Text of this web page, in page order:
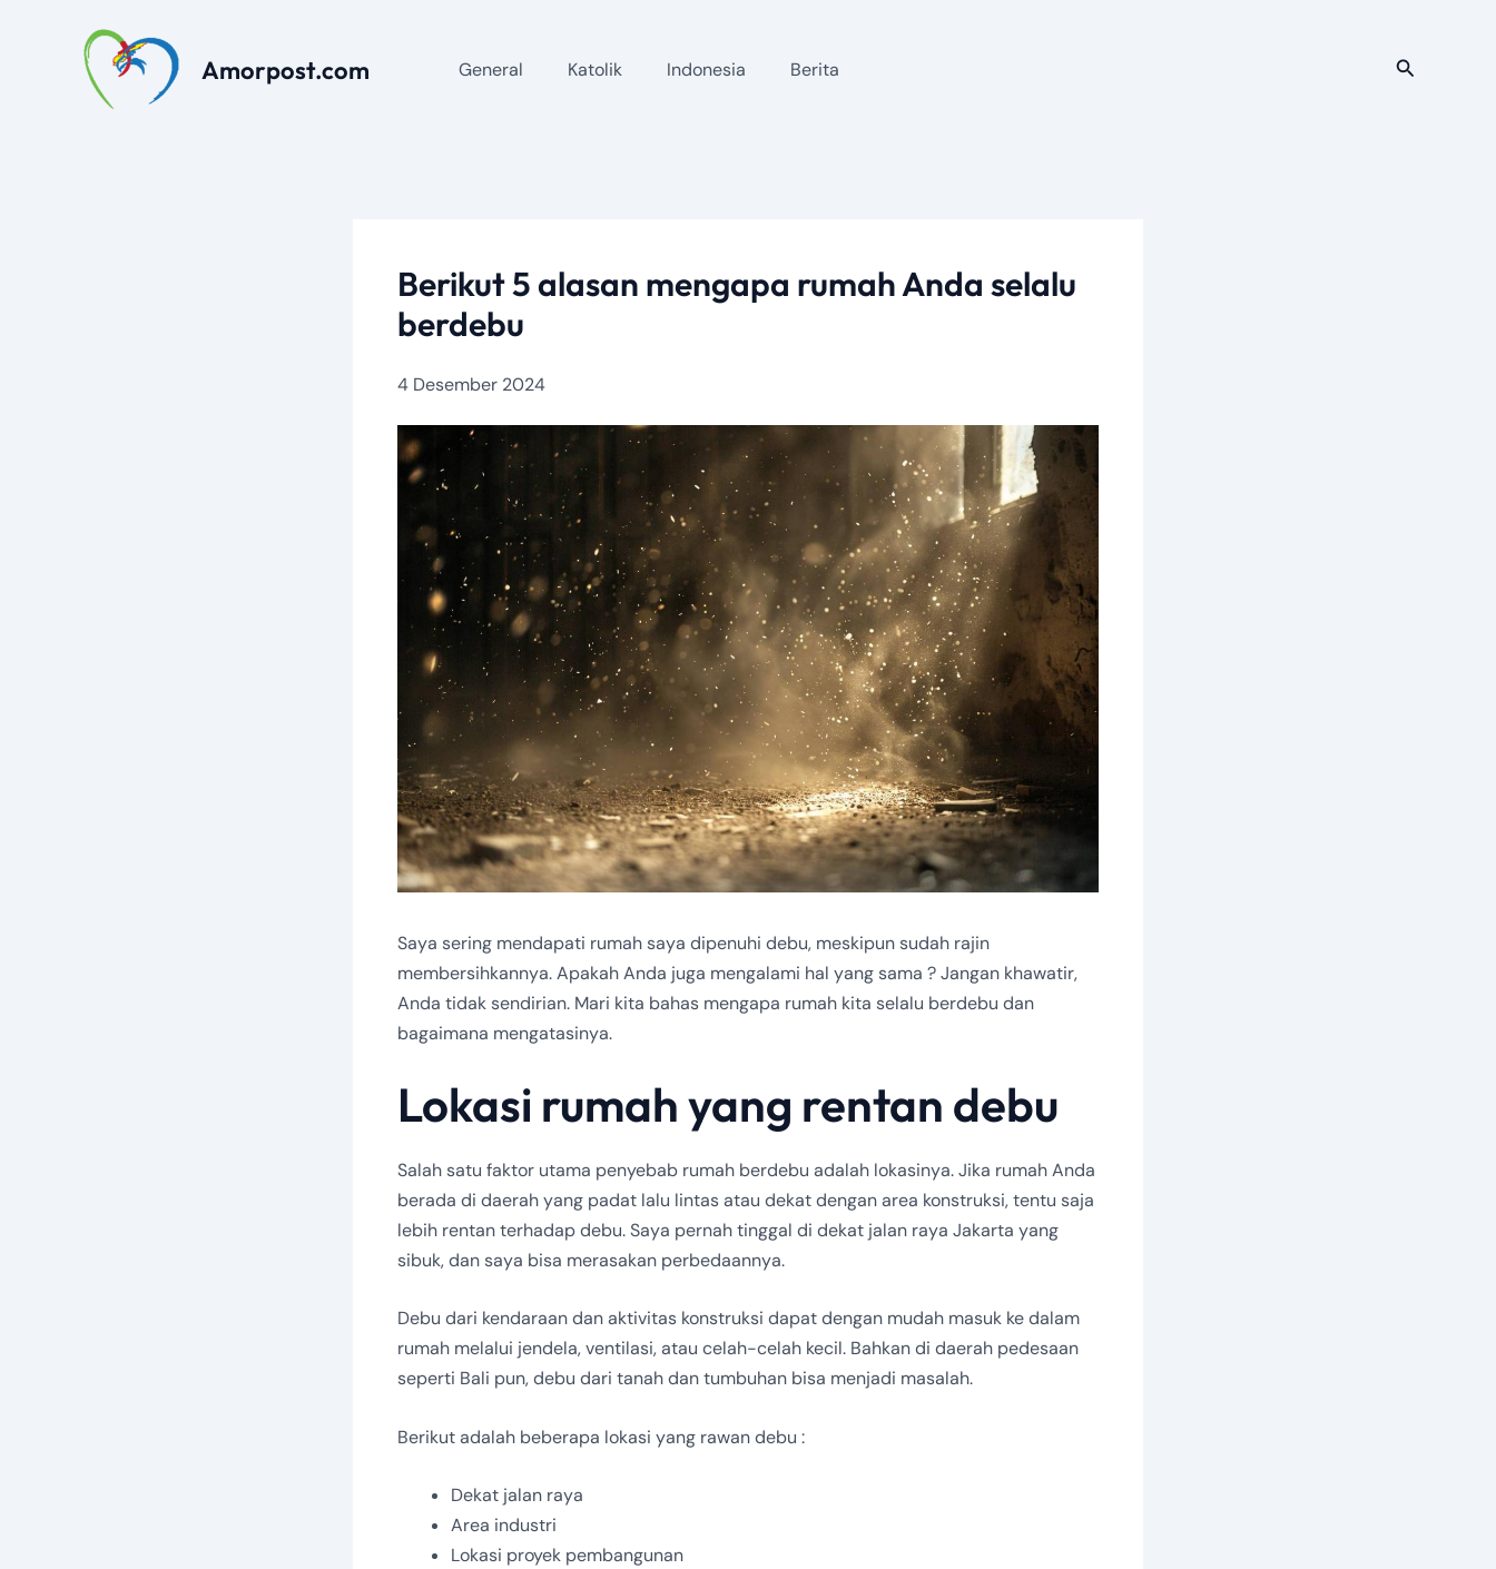
Amorpost.com General Katolik Indonesia Berita Cari
Berikut 5 alasan mengapa rumah Anda selalu
berdebu
4 Desember 2024
Saya sering mendapati rumah saya dipenuhi debu, meskipun sudah rajin
membersihkannya. Apakah Anda juga mengalami hal yang sama ? Jangan khawatir,
Anda tidak sendirian. Mari kita bahas mengapa rumah kita selalu berdebu dan
bagaimana mengatasinya.
Lokasi rumah yang rentan debu
Salah satu faktor utama penyebab rumah berdebu adalah lokasinya. Jika rumah Anda
berada di daerah yang padat lalu lintas atau dekat dengan area konstruksi, tentu saja
lebih rentan terhadap debu. Saya pernah tinggal di dekat jalan raya Jakarta yang
sibuk, dan saya bisa merasakan perbedaannya.
Debu dari kendaraan dan aktivitas konstruksi dapat dengan mudah masuk ke dalam
rumah melalui jendela, ventilasi, atau celah-celah kecil. Bahkan di daerah pedesaan
seperti Bali pun, debu dari tanah dan tumbuhan bisa menjadi masalah.
Berikut adalah beberapa lokasi yang rawan debu :
Dekat jalan raya
Area industri
Lokasi proyek pembangunan